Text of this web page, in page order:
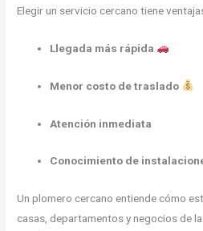
Elegir un servicio cercano tiene
Llegada más rápida
Menor costo de traslado
Atención inmediata
Conocimiento de
Un plomero cercano entiende cómo
casas, departamentos y negocios de